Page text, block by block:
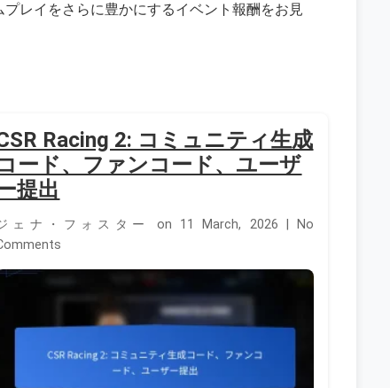
レイをさらに豊かにするイベント報酬をお見
Racing 2: コミュニティ生成
ード、ファンコード、ユーザ
提出
ェナ・フォスター on 11 March, 2026 | No